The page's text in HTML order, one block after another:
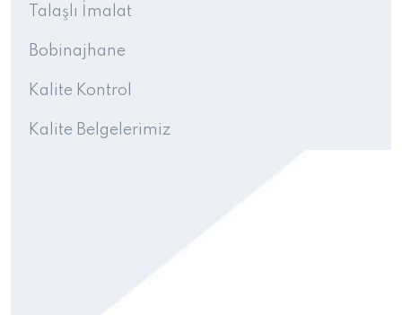
Talaşlı İmalat
Bobinajhane
Kalite Kontrol
Kalite Belgelerimiz